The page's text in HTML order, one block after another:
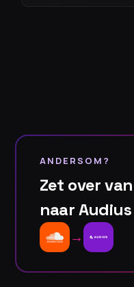
ANDERSOM?
Zet over
naar
→